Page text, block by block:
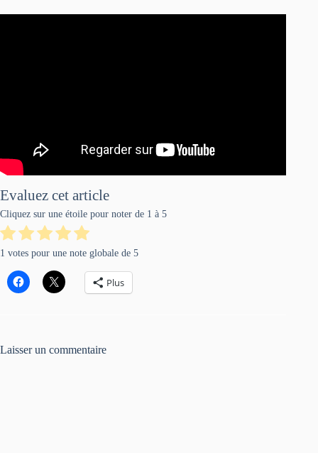
Evaluez cet article
Cliquez sur une étoile pour noter de 1 à 5
1 votes pour une note globale de 5
Plus
Laisser un commentaire